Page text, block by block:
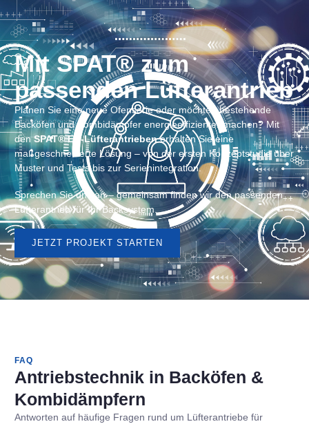
Mit SPAT® zum
passenden Lüfterantrieb
Planen Sie eine neue Ofenserie oder möchten bestehende
Backöfen und Kombidämpfer energieeffizienter machen? Mit
denSPAT® EC-Lüfterantriebenerhalten Sie eine
maßgeschneiderte Lösung – von der ersten Konzeptstudie über
Muster und Tests bis zur Serienintegration.
Sprechen Sie uns an – gemeinsam finden wir den passenden
Lüfterantrieb für Ihr Backsystem.
JETZT PROJEKT STARTEN
FAQ
Antriebstechnik in Backöfen &
Kombidämpfern
Antworten auf häufige Fragen rund um Lüfterantriebe für